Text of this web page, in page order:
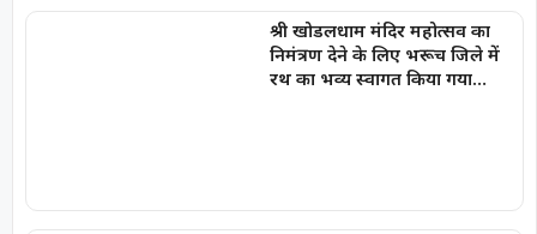
श्री खोडलधाम मंदिर महोत्सव का
निमंत्रण देने के लिए भरूच जिले में
रथ का भव्य स्वागत किया गया…